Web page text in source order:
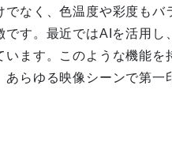
なく、色温度や彩度もバ
す。最近ではAIを活用し
ます。このような機能を
らゆる映像シーンで第一